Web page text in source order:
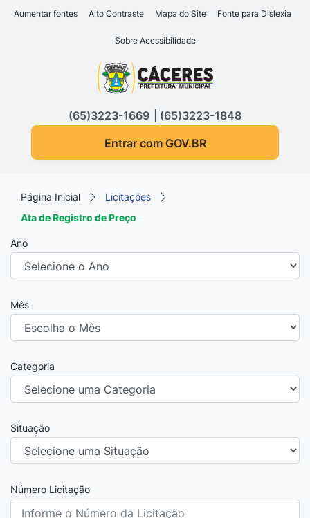
Seção de atalhos e links
Ir para o conteúdo [alt+1]
Ir para o rodapé [alt+4]
Aumentar fontes Alto Contraste Mapa do Site Fonte para Dislexia
Sobre Acessibilidade
Seção do menu principal
(65)3223-1669
(65)3223-1848
Entrar com GOV.BR
Página Inicial
Licitações
Ata de Registro de Preço
Ano
Mês
Categoria
Situação
Número Licitação